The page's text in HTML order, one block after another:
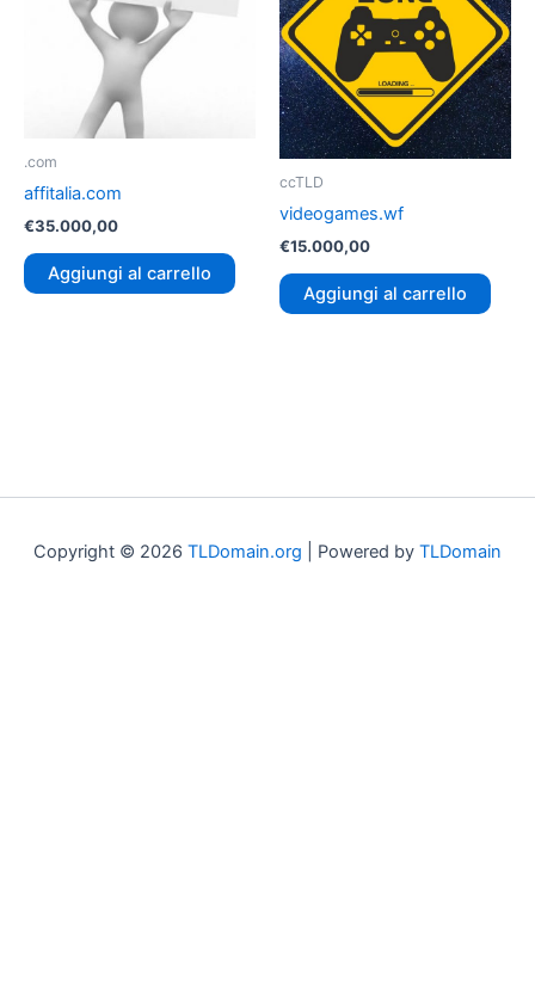
.com
affitalia.com
€35.000,00
Aggiungi al carrello
ccTLD
videogames.wf
€15.000,00
Aggiungi al carrello
Copyright © 2026 TLDomain.org | Powered by TLDomain